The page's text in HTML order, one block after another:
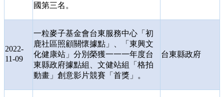
國第三名。
2022-
11-09
一粒麥子基金會台東服務中心「初
鹿社區照顧關懷據點」、「東興文
化健康站」分別榮獲一一一年度台
東縣政府據點組、文健站組「格拍
動畫」創意影片競賽「首獎」。
台東縣政府